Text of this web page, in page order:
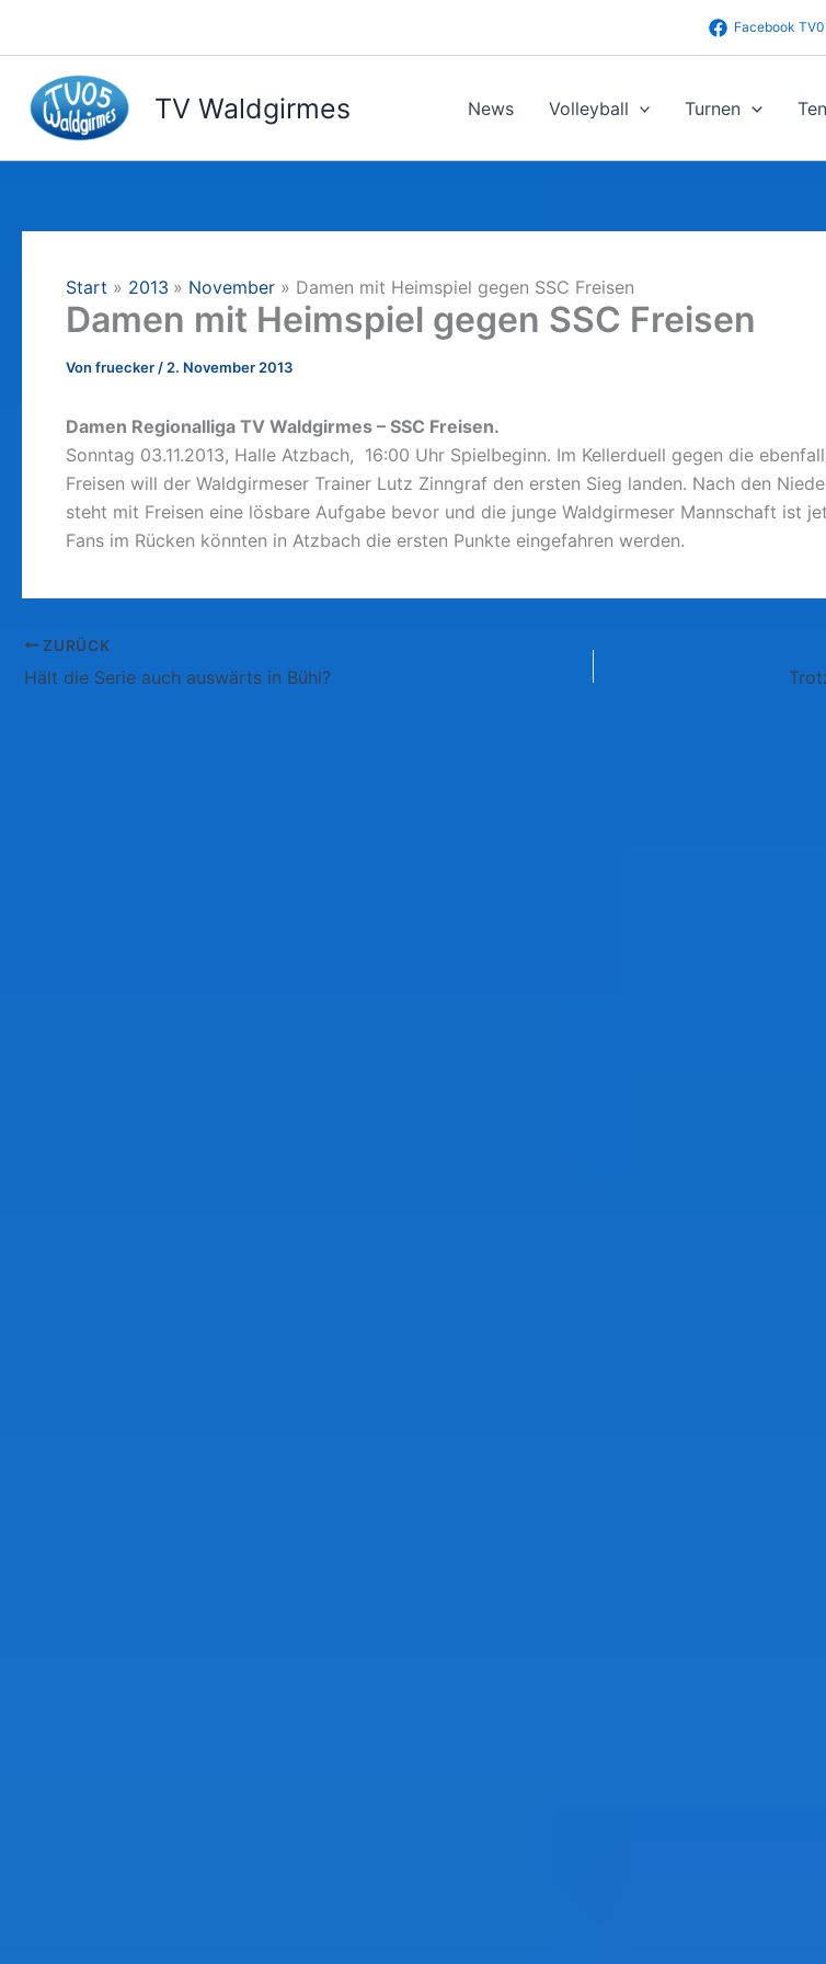
springen
Facebook
TV Waldgirmes News Volleyball Turnen
Start 2013 November Damen mit Heimspiel gegen SSC Freisen
Damen mit Heimspiel gegen SSC Freisen
Von fruecker / 2. November 2013
Damen Regionalliga TV Waldgirmes – SSC Freisen.
Sonntag 03.11.2013, Halle Atzbach, 16:00 Uhr Spielbeginn. Im Kellerduell gegen die
Freisen will der Waldgirmeser Trainer Lutz Zinngraf den ersten Sieg landen. Nach den
steht mit Freisen eine lösbare Aufgabe bevor und die junge Waldgirmeser Mannschaft ist
Fans im Rücken könnten in Atzbach die ersten Punkte eingefahren werden.
ZURÜCK
Hält die Serie auch auswärts in Bühl?